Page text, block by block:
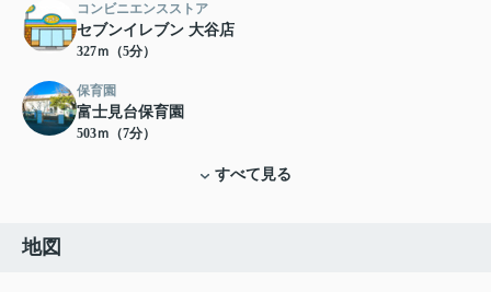
コンビニエンスストア
セブンイレブン 大谷店
327ｍ（5分）
保育園
富士見台保育園
503ｍ（7分）
すべて見る
地図